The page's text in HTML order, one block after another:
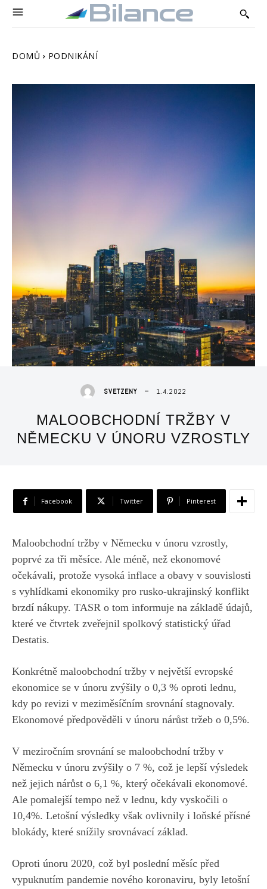
Bilance
DOMŮ PODNIKÁNÍ
SVETZENY 1.4.2022
MALOOBCHODNÍ TRŽBY V
NĚMECKU V ÚNORU VZROSTLY
Facebook Twitter Pinterest
Maloobchodní tržby v Německu v únoru vzrostly,
poprvé za tři měsíce. Ale méně, než ekonomové
očekávali, protože vysoká inflace a obavy v souvislosti
s vyhlídkami ekonomiky pro rusko-ukrajinský konflikt
brzdí nákupy. TASR o tom informuje na základě údajů,
které ve čtvrtek zveřejnil spolkový statistický úřad
Destatis.
Konkrétně maloobchodní tržby v největší evropské
ekonomice se v únoru zvýšily o 0,3 % oproti lednu,
kdy po revizi v meziměsíčním srovnání stagnovaly.
Ekonomové předpověděli v únoru nárůst tržeb o 0,5%.
V meziročním srovnání se maloobchodní tržby v
Německu v únoru zvýšily o 7 %, což je lepší výsledek
než jejich nárůst o 6,1 %, který očekávali ekonomové.
Ale pomalejší tempo než v lednu, kdy vyskočili o
10,4%. Letošní výsledky však ovlivnily i loňské přísné
blokády, které snížily srovnávací základ.
Oproti únoru 2020, což byl poslední měsíc před
vypuknutím pandemie nového koronaviru, byly letošní